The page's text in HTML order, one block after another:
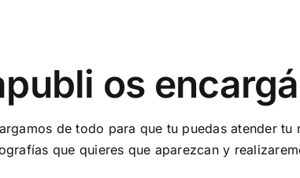
os
de todo para que tu puedas atender
que quieres que aparezcan y